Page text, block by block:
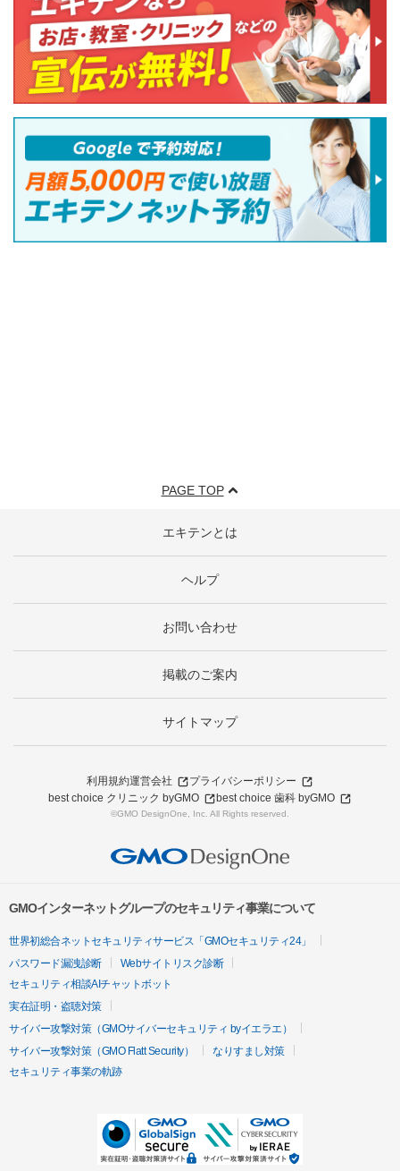
PAGE TOP
エキテンとは
ヘルプ
お問い合わせ
掲載のご案内
サイトマップ
利用規約運営会社
プライバシーポリシー
best choice クリニック byGMO
best choice 歯科 byGMO
©GMO DesignOne, Inc. All Rights reserved.
GMOインターネットグループのセキュリティ事業について
世界初総合ネットセキュリティサービス「GMOセキュリティ24」
パスワード漏洩診断
Webサイトリスク診断
セキュリティ相談AIチャットボット
実在証明・盗聴対策
サイバー攻撃対策（GMOサイバーセキュリティ byイエラエ）
サイバー攻撃対策（GMO Flatt Security）
なりすまし対策
セキュリティ事業の軌跡